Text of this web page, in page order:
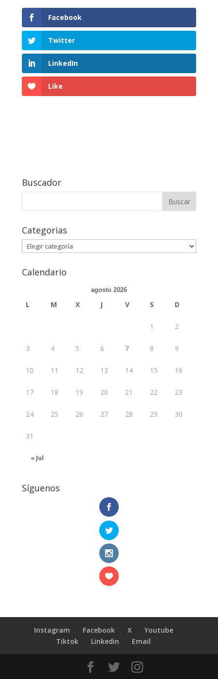
Facebook
Twitter
LinkedIn
Like
Buscador
Categorias
Categorias
Calendario
agosto 2026
L M X J V S D
« Jul
1 2
3 4 5 6 7 8 9
10 11 12 13 14 15 16
17 18 19 20 21 22 23
24 25 26 27 28 29 30
31
Síguenos
Instagram Facebook X
Youtube
Tiktok
Linkedin Email